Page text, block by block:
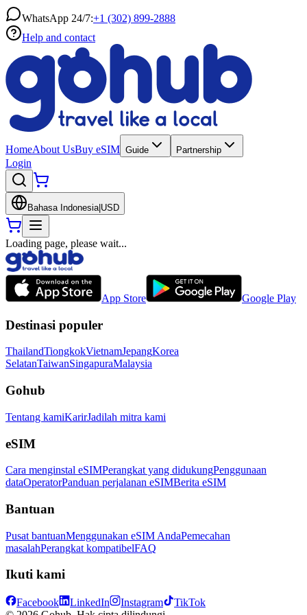
WhatsApp 24/7:+1 (302) 899-2888
Help and contact
HomeAbout UsBuy eSIM Guide Partnership
Login
Bahasa Indonesia| USD
Loading page, please wait...
App Store Google Play
Destinasi populer
ThailandTiongkokVietnamJepangKorea
SelatanTaiwanSingapuraMalaysia
Gohub
Tentang kamiKarirJadilah mitra kami
eSIM
Cara menginstal eSIMPerangkat yang didukungPenggunaan
dataOperatorPanduan perjalanan eSIMBerita eSIM
Bantuan
Pusat bantuanMenggunakan eSIM AndaPemecahan
masalahPerangkat kompatibelFAQ
Ikuti kami
Facebook LinkedIn Instagram
TikTok